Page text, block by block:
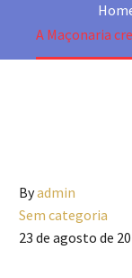
A Maçonaria
Byadmin
Sem categoria
23 de agosto de